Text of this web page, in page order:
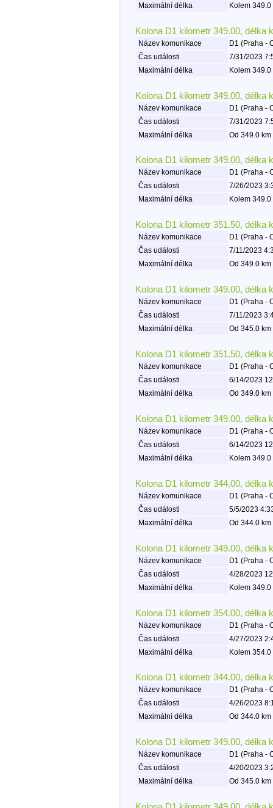
Maximální délka
Kolem
Kolona D1 kilometr 349.00, délka
Název komunikace
D1 (Praha -
Čas události
7/31/2023
Maximální délka
Kolem
Kolona D1 kilometr 349.00, délka
Název komunikace
D1 (Praha -
Čas události
7/31/2023
Maximální délka
Od 349.0
Kolona D1 kilometr 349.00, délka
Název komunikace
D1 (Praha -
Čas události
7/26/2023
Maximální délka
Kolem
Kolona D1 kilometr 351.50, délka
Název komunikace
D1 (Praha -
Čas události
7/11/2023
Maximální délka
Od 349.0
Kolona D1 kilometr 349.00, délka
Název komunikace
D1 (Praha -
Čas události
7/11/2023
Maximální délka
Od 345.0
Kolona D1 kilometr 351.50, délka
Název komunikace
D1 (Praha -
Čas události
6/14/2023
Maximální délka
Od 349.0
Kolona D1 kilometr 349.00, délka
Název komunikace
D1 (Praha -
Čas události
6/14/2023
Maximální délka
Kolem
Kolona D1 kilometr 344.00, délka
Název komunikace
D1 (Praha -
Čas události
5/5/2023
Maximální délka
Od 344.0
Kolona D1 kilometr 349.00, délka
Název komunikace
D1 (Praha -
Čas události
4/28/2023
Maximální délka
Kolem
Kolona D1 kilometr 354.00, délka
Název komunikace
D1 (Praha -
Čas události
4/27/2023
Maximální délka
Kolem
Kolona D1 kilometr 344.00, délka
Název komunikace
D1 (Praha -
Čas události
4/26/2023
Maximální délka
Od 344.0
Kolona D1 kilometr 349.00, délka
Název komunikace
D1 (Praha -
Čas události
4/20/2023
Maximální délka
Od 345.0